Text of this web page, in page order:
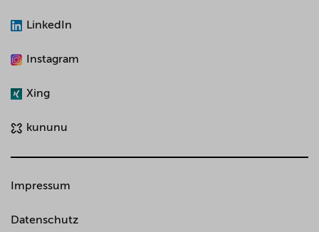
LinkedIn
Instagram
Xing
kununu
Impressum
Datenschutz